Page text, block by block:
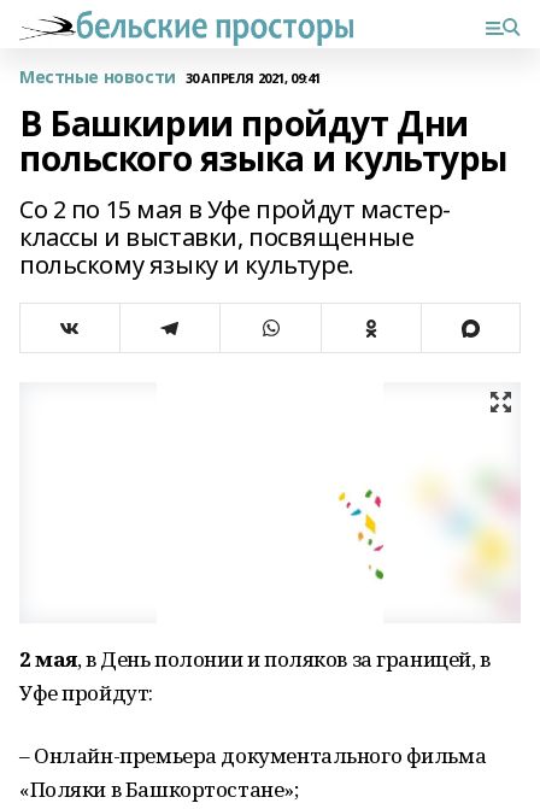
Местные новости 30 АПРЕЛЯ 2021, 09:41
В Башкирии пройдут Дни
польского языка и культуры
Со 2 по 15 мая в Уфе пройдут мастер-
классы и выставки, посвященные
польскому языку и культуре.
2 мая, в День полонии и поляков за границей, в
Уфе пройдут:
– Онлайн-премьера документального фильма
«Поляки в Башкортостане»;